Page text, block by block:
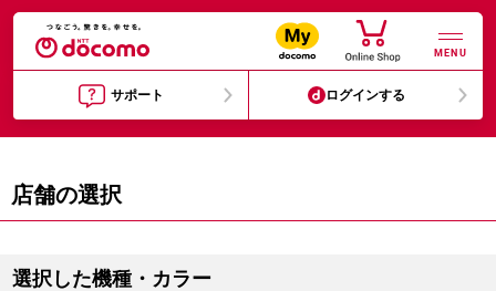
MENU
サポート ログインする
店舗の選択
選択した機種・カラー